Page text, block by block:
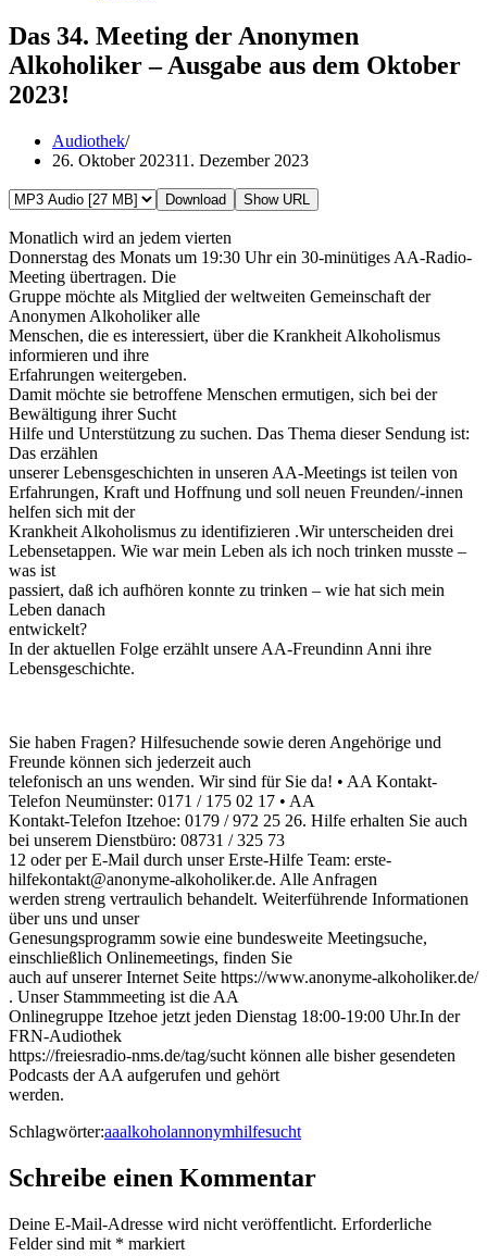
Das 34. Meeting der Anonymen
Alkoholiker – Ausgabe aus dem Oktober
2023!
Audiothek
26. Oktober 202311. Dezember 2023
Download Show URL
Monatlich wird an jedem vierten
Donnerstag des Monats um 19:30 Uhr ein 30-minütiges AA-Radio-
Meeting übertragen. Die
Gruppe möchte als Mitglied der weltweiten Gemeinschaft der
Anonymen Alkoholiker alle
Menschen, die es interessiert, über die Krankheit Alkoholismus
informieren und ihre
Erfahrungen weitergeben.
Damit möchte sie betroffene Menschen ermutigen, sich bei der
Bewältigung ihrer Sucht
Hilfe und Unterstützung zu suchen. Das Thema dieser Sendung ist:
Das erzählen
unserer Lebensgeschichten in unseren AA-Meetings ist teilen von
Erfahrungen, Kraft und Hoffnung und soll neuen Freunden/-innen
helfen sich mit der
Krankheit Alkoholismus zu identifizieren .Wir unterscheiden drei
Lebensetappen. Wie war mein Leben als ich noch trinken musste –
was ist
passiert, daß ich aufhören konnte zu trinken – wie hat sich mein
Leben danach
entwickelt?
In der aktuellen Folge erzählt unsere AA-Freundinn Anni ihre
Lebensgeschichte.
Sie haben Fragen? Hilfesuchende sowie deren Angehörige und
Freunde können sich jederzeit auch
telefonisch an uns wenden. Wir sind für Sie da! • AA Kontakt-
Telefon Neumünster: 0171 / 175 02 17 • AA
Kontakt-Telefon Itzehoe: 0179 / 972 25 26. Hilfe erhalten Sie auch
bei unserem Dienstbüro: 08731 / 325 73
12 oder per E-Mail durch unser Erste-Hilfe Team: erste-
hilfekontakt@anonyme-alkoholiker.de. Alle Anfragen
werden streng vertraulich behandelt. Weiterführende Informationen
über uns und unser
Genesungsprogramm sowie eine bundesweite Meetingsuche,
einschließlich Onlinemeetings, finden Sie
auch auf unserer Internet Seite https://www.anonyme-alkoholiker.de/
. Unser Stammmeeting ist die AA
Onlinegruppe Itzehoe jetzt jeden Dienstag 18:00-19:00 Uhr.In der
FRN-Audiothek
https://freiesradio-nms.de/tag/sucht können alle bisher gesendeten
Podcasts der AA aufgerufen und gehört
werden.
Schlagwörter:aaalkoholannonymhilfesucht
Schreibe einen Kommentar
Deine E-Mail-Adresse wird nicht veröffentlicht. Erforderliche
Felder sind mit * markiert